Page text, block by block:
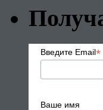
Введите Email*
Ваше имя